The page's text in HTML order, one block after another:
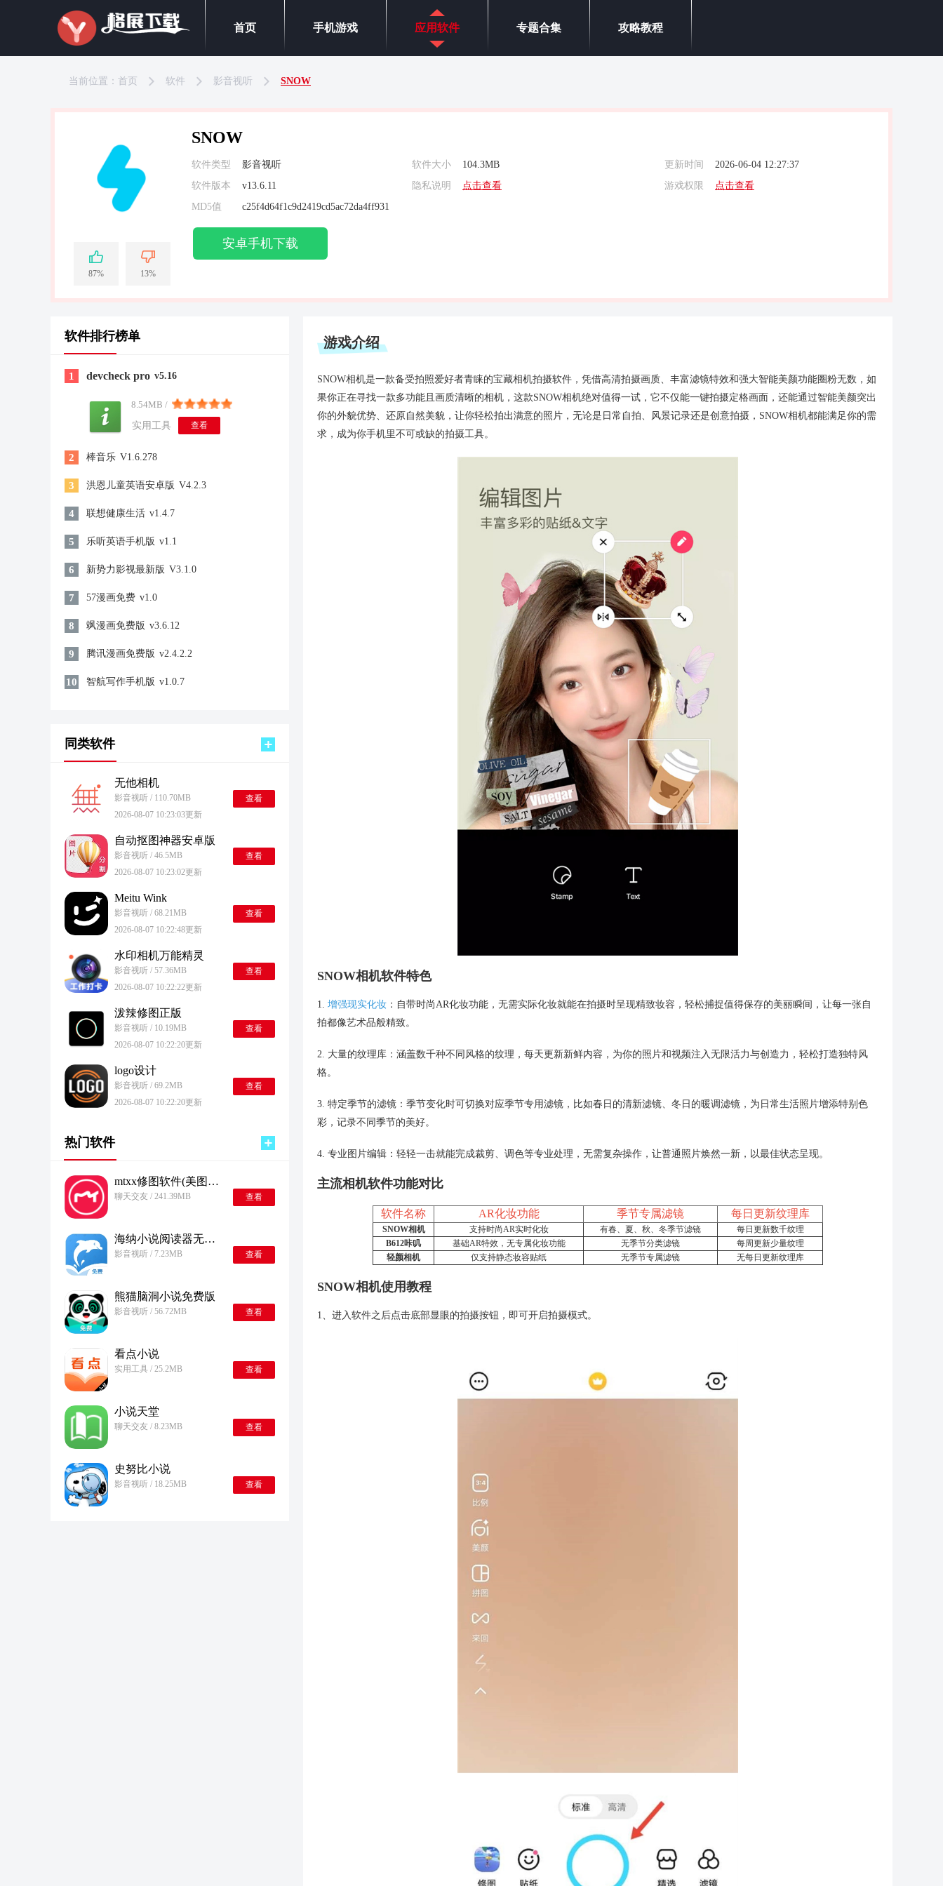
首页 手机游戏 应用软件 专题合集 攻略教程
当前位置： 首页 软件 影音视听 SNOW
87% 13%
SNOW
软件类型 影音视听 软件大小 104.3MB 更新时间
2026-06-04 12:27:37
软件版本
v13.6.11 隐私说明 点击查看 游戏权限
点击查看
MD5值
c25f4d64f1c9d2419cd5ac72da4ff931
安卓手机下载
软件排行榜单
1 devcheck pro v5.16
8.54MB /
实用工具
查看
2 棒音乐 V1.6.278
3 洪恩儿童英语安卓版 V4.2.3
4 联想健康生活 v1.4.7
5 乐听英语手机版 v1.1
6 新势力影视最新版 V3.1.0
7 57漫画免费 v1.0
8 飒漫画免费版 v3.6.12
9 腾讯漫画免费版 v2.4.2.2
10 智航写作手机版 v1.0.7
同类软件
无他相机
影音视听 / 110.70MB
2026-08-07 10:23:03更新
查看
自动抠图神器安卓版
影音视听 / 46.5MB
2026-08-07 10:23:02更新
查看
Meitu Wink
影音视听 / 68.21MB
2026-08-07 10:22:48更新
查看
水印相机万能精灵
影音视听 / 57.36MB
2026-08-07 10:22:22更新
查看
泼辣修图正版
影音视听 / 10.19MB
2026-08-07 10:22:20更新
查看
logo设计
影音视听 / 69.2MB
2026-08-07 10:22:20更新
查看
热门软件
mtxx修图软件(美图秀秀)v11.11.6
聊天交友 / 241.39MB 查看
海纳小说阅读器无广告版
影音视听 / 7.23MB 查看
熊猫脑洞小说免费版
影音视听 / 56.72MB 查看
看点小说
实用工具 / 25.2MB 查看
小说天堂
聊天交友 / 8.23MB 查看
史努比小说
影音视听 / 18.25MB 查看
游戏介绍
SNOW相机是一款备受拍照爱好者青睐的宝藏相机拍摄软件，凭借高清拍摄画质、丰富滤镜特效和强大智能美颜功能圈粉无数，如
果你正在寻找一款多功能且画质清晰的相机，这款SNOW相机绝对值得一试，它不仅能一键拍摄定格画面，还能通过智能美颜突出
你的外貌优势、还原自然美貌，让你轻松拍出满意的照片，无论是日常自拍、风景记录还是创意拍摄，SNOW相机都能满足你的需
求，成为你手机里不可或缺的拍摄工具。
SNOW相机软件特色
1. 增强现实化妆 ：自带时尚AR化妆功能，无需实际化妆就能在拍摄时呈现精致妆容，轻松捕捉值得保存的美丽瞬间，让每一张自
拍都像艺术品般精致。
2. 大量的纹理库：涵盖数千种不同风格的纹理，每天更新新鲜内容，为你的照片和视频注入无限活力与创造力，轻松打造独特风
格。
3. 特定季节的滤镜：季节变化时可切换对应季节专用滤镜，比如春日的清新滤镜、冬日的暖调滤镜，为日常生活照片增添特别色
彩，记录不同季节的美好。
4. 专业图片编辑：轻轻一击就能完成裁剪、调色等专业处理，无需复杂操作，让普通照片焕然一新，以最佳状态呈现。
主流相机软件功能对比
软件名称 AR化妆功能 季节专属滤镜 每日更新纹理库
SNOW相机 支持时尚AR实时化妆 有春、夏、秋、冬季节滤镜
每日更新数千纹理
B612咔叽
基础AR特效，无专属化妆功能 无季节分类滤镜
每周更新少量纹理
轻颜相机
仅支持静态妆容贴纸 无季节专属滤镜 无每日更新纹理库
SNOW相机使用教程
1、进入软件之后点击底部显眼的拍摄按钮，即可开启拍摄模式。